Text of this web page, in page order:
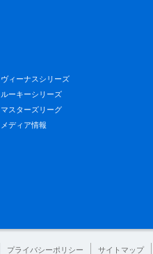
ヴィーナスシリーズ
ルーキーシリーズ
マスターズリーグ
メディア情報
プライバシーポリシー サイトマップ